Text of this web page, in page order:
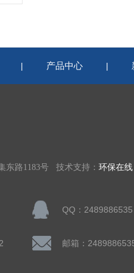
| 产品中心 |
东路1183号 技术支持： 环保在线
QQ：2489886535
邮箱：